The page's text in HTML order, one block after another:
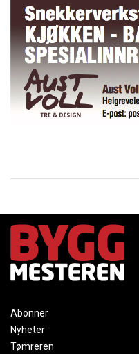
Abonner
Nyheter
Tømreren